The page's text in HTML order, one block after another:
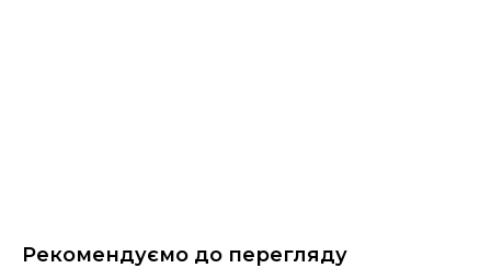
Рекомендуємо до перегляду